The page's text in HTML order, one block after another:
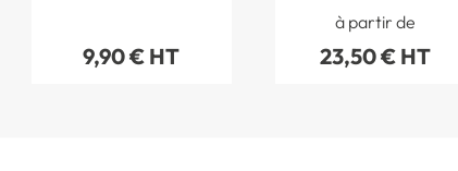
9,90 € HT
à partir de
23,50 € HT